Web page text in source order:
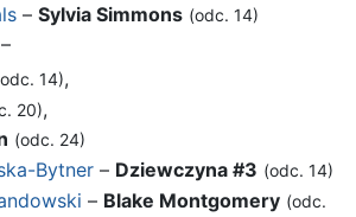
– Sylvia Simmons (odc. 14)
14),
20),
(odc. 24)
Bytner– Dziewczyna #3 (odc. 14)
– Blake Montgomery (odc.